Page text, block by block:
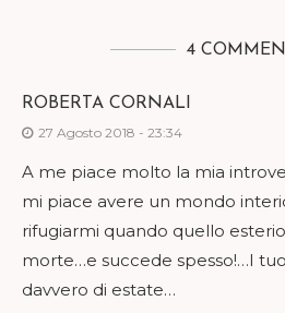
4
ROBERTA CORNALI
27 Agosto 2018 - 23:34
A me piace molto la mia
mi piace avere un mondo
rifugiarmi quando quello
morte…e succede spesso!…I
davvero di estate…